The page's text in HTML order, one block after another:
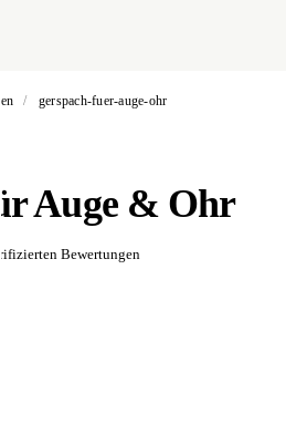
/ gerspach-fuer-auge-ohr
Auge & Ohr
Bewertungen